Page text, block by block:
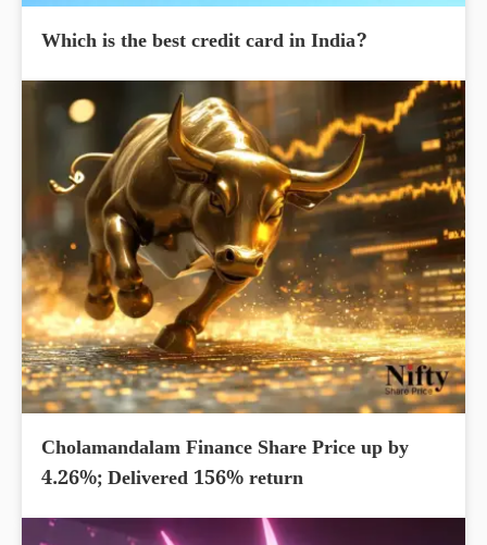
Which is the best credit card in India?
Cholamandalam Finance Share Price up by
4.26%; Delivered 156% return